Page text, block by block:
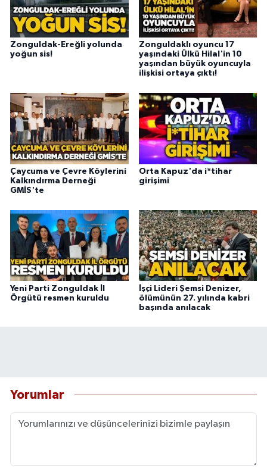
Zonguldak-Ereğli yolunda
yoğun sis!
Zonguldaklı oyuncu 17
yaşındaki Ülkü Hilal'in 10
yaşından büyük oyuncuyla
ilişkisi ortaya çıktı!
Çaycuma ve Çevre Köylerini
Kalkındırma Derneği
GMİS'te
Orta Kapuz'da i*tihar
girişimi
Yeni Parti Zonguldak İl
Örgütü resmen kuruldu
İşçi Lideri Şemsi Denizer,
ölümünün 27. yılında kabri
başında anılacak
Yorumlar